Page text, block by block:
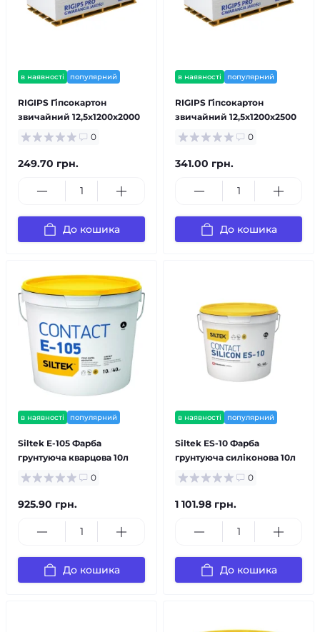
в наявності популярний
RIGIPS Гіпсокартон
звичайний 12,5х1200х2000
0
249.70 грн.
До кошика
в наявності популярний
RIGIPS Гіпсокартон
звичайний 12,5х1200х2500
0
341.00 грн.
До кошика
в наявності популярний
Siltek E-105 Фарба
грунтуюча кварцова 10л
0
925.90 грн.
До кошика
в наявності популярний
Siltek ES-10 Фарба
грунтуюча силіконова 10л
0
1 101.98 грн.
До кошика